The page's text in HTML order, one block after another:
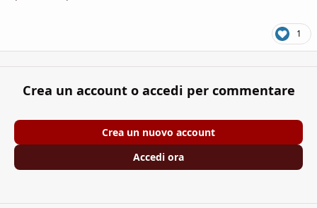
1
Crea un account o accedi per commentare
Crea un nuovo account
Accedi ora